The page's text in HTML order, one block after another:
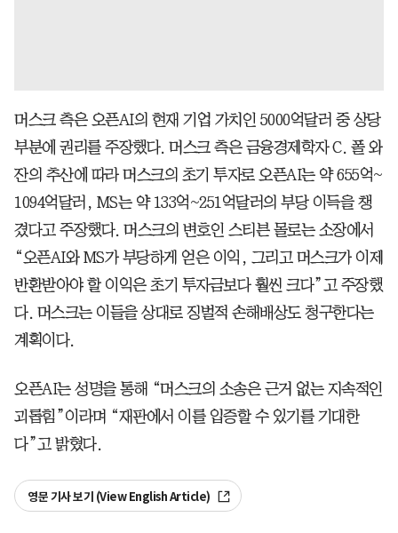
머스크 측은 오픈AI의 현재 기업 가치인 5000억달러 중 상당
부분에 권리를 주장했다. 머스크 측은 금융경제학자 C. 폴 와
잔의 추산에 따라 머스크의 초기 투자로 오픈AI는 약 655억~
1094억달러, MS는 약 133억~251억달러의 부당 이득을 챙
겼다고 주장했다. 머스크의 변호인 스티븐 몰로는 소장에서
“오픈AI와 MS가 부당하게 얻은 이익, 그리고 머스크가 이제
반환받아야 할 이익은 초기 투자금보다 훨씬 크다”고 주장했
다. 머스크는 이들을 상대로 징벌적 손해배상도 청구한다는
계획이다.
오픈AI는 성명을 통해 “머스크의 소송은 근거 없는 지속적인
괴롭힘”이라며 “재판에서 이를 입증할 수 있기를 기대한
다”고 밝혔다.
영문 기사 보기 (View English Article)